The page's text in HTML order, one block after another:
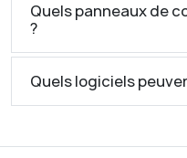
Quels panneaux de
?
Quels logiciels